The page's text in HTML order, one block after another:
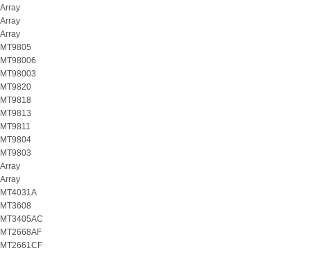
Array
Array
Array
MT9805
MT98006
MT98003
MT9820
MT9818
MT9813
MT9811
MT9804
MT9803
Array
Array
MT4031A
MT3608
MT3405AC
MT2668AF
MT2661CF